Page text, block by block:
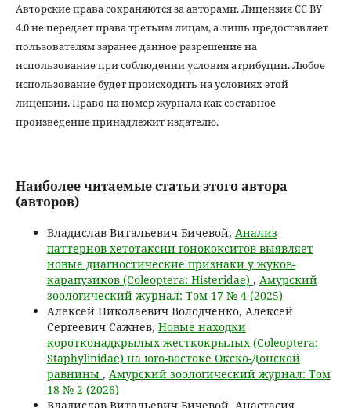
Авторские права сохраняются за авторами. Лицензия CC BY
4.0 не передает права третьим лицам, а лишь предоставляет
пользователям заранее данное разрешение на
использование при соблюдении условия атрибуции. Любое
использование будет происходить на условиях этой
лицензии. Право на номер журнала как составное
произведение принадлежит издателю.
Наиболее читаемые статьи этого автора
(авторов)
Владислав Витальевич Бичевой, Анализ
паттернов хетотаксии гонококситов выявляет
новые диагностические признаки у жуков-
карапузиков (Coleoptera: Histeridae) , Амурский
зоологический журнал: Том 17 № 4 (2025)
Алексей Николаевич Володченко, Алексей
Сергеевич Сажнев, Новые находки
коротконадкрылых жесткокрылых (Coleoptera:
Staphylinidae) на юго-востоке Окско-Донской
равнины , Амурский зоологический журнал: Том
18 № 2 (2026)